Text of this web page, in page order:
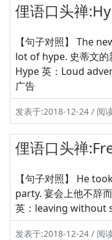
俚语口头禅
【句子对照】 The
lot of hype. 史蒂文的
Hype 英：Loud
广告
发表于:2018-12-24 / 阅
俚语口头禅
【句子对照】 He
party. 宴会上他不辞
英：leaving without
发表于:2018-12-24 / 阅